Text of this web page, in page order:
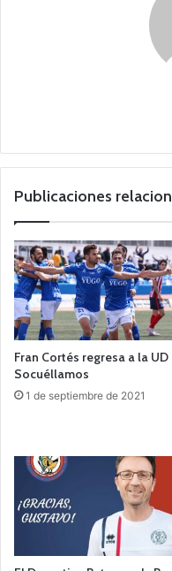
Publicaciones
Fran Cortés regresa a la UD
Socuéllamos
1 de septiembre de 2021